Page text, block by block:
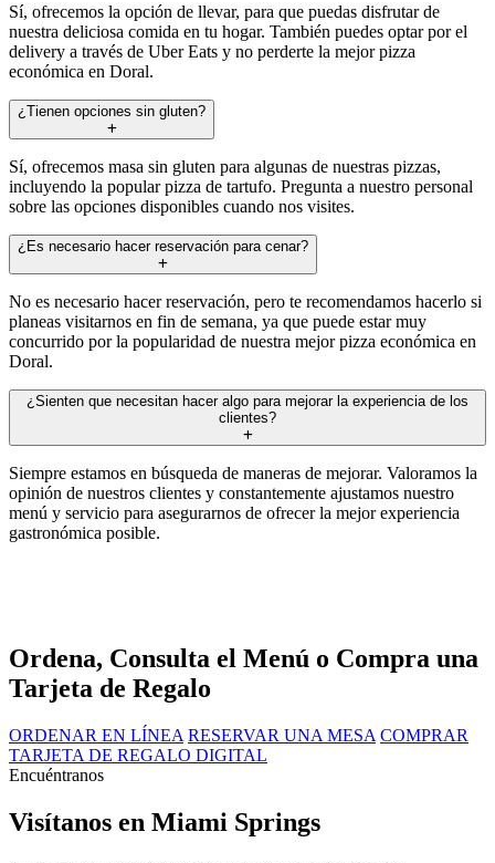
Sí, ofrecemos la opción de llevar, para que puedas disfrutar de
nuestra deliciosa comida en tu hogar. También puedes optar por el
delivery a través de Uber Eats y no perderte la mejor pizza
económica en Doral.
¿Tienen opciones sin gluten?
Sí, ofrecemos masa sin gluten para algunas de nuestras pizzas,
incluyendo la popular pizza de tartufo. Pregunta a nuestro personal
sobre las opciones disponibles cuando nos visites.
¿Es necesario hacer reservación para cenar?
No es necesario hacer reservación, pero te recomendamos hacerlo si
planeas visitarnos en fin de semana, ya que puede estar muy
concurrido por la popularidad de nuestra mejor pizza económica en
Doral.
¿Sienten que necesitan hacer algo para mejorar la experiencia de los
clientes?
Siempre estamos en búsqueda de maneras de mejorar. Valoramos la
opinión de nuestros clientes y constantemente ajustamos nuestro
menú y servicio para asegurarnos de ofrecer la mejor experiencia
gastronómica posible.
Ordena, Consulta el Menú o Compra una
Tarjeta de Regalo
ORDENAR EN LÍNEA RESERVAR UNA MESA COMPRAR
TARJETA DE REGALO DIGITAL
Encuéntranos
Visítanos en Miami Springs